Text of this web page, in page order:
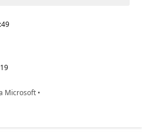
Microsoft •